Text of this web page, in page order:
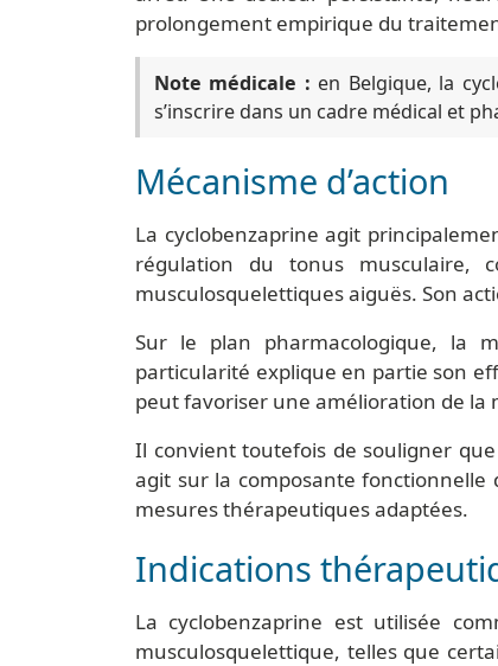
prolongement empirique du
Note médicale : en Belgique, la
s’inscrire dans un cadre médical et
Mécanisme d’action
La cyclobenzaprine agit
régulation du tonus musculaire,
musculosquelettiques aiguës. Son
Sur le plan pharmacologique, la
particularité explique en partie son
peut favoriser une amélioration de la
Il convient toutefois de souligner
agit sur la composante fonctionnelle
mesures thérapeutiques adaptées.
Indications
La cyclobenzaprine est utilisée
musculosquelettique, telles que